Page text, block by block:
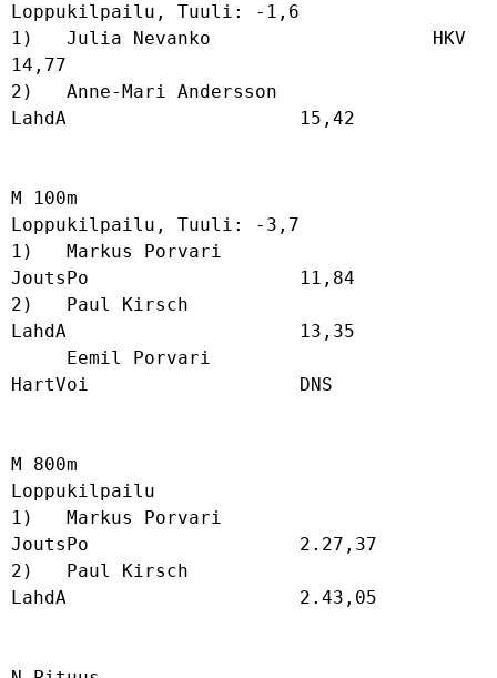
Loppukilpailu, Tuuli: -1,6
1)   Julia Nevanko                    HKV
14,77
2)   Anne-Mari Andersson
LahdA                     15,42
M 100m
Loppukilpailu, Tuuli: -3,7
1)   Markus Porvari
JoutsPo                   11,84
2)   Paul Kirsch
LahdA                     13,35
HartVoi                   DNS
M 800m
Loppukilpailu
1)   Markus Porvari
JoutsPo                   2.27,37
2)   Paul Kirsch
LahdA                     2.43,05